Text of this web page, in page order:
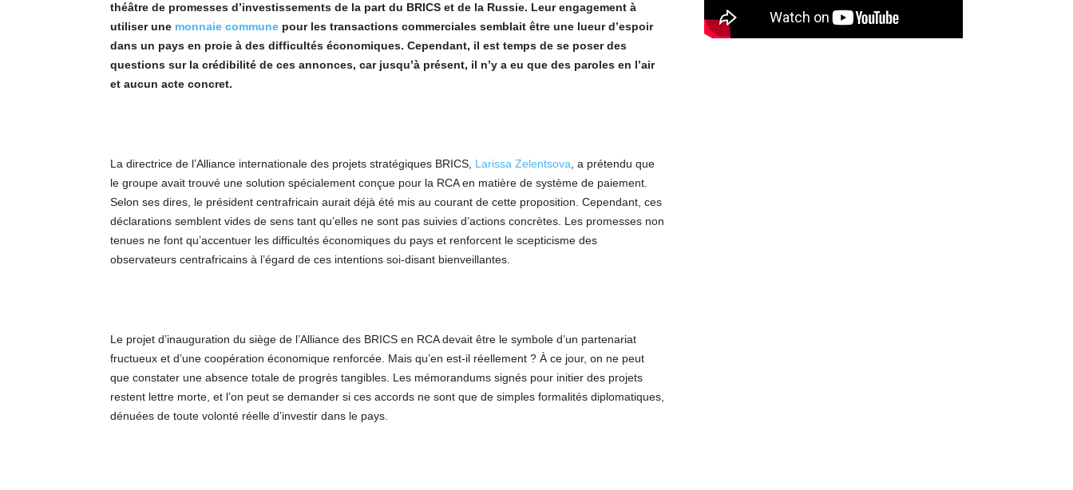
théâtre de promesses d’investissements de la part du BRICS et de la Russie. Leur engagement à
utiliser une monnaie commune pour les transactions commerciales semblait être une lueur d’espoir
dans un pays en proie à des difficultés économiques. Cependant, il est temps de se poser des
questions sur la crédibilité de ces annonces, car jusqu’à présent, il n’y a eu que des paroles en l’air
et aucun acte concret.
La directrice de l’Alliance internationale des projets stratégiques BRICS, Larissa Zelentsova , a prétendu que
le groupe avait trouvé une solution spécialement conçue pour la RCA en matière de système de paiement.
Selon ses dires, le président centrafricain aurait déjà été mis au courant de cette proposition. Cependant, ces
déclarations semblent vides de sens tant qu’elles ne sont pas suivies d’actions concrètes. Les promesses non
tenues ne font qu’accentuer les difficultés économiques du pays et renforcent le scepticisme des
observateurs centrafricains à l’égard de ces intentions soi-disant bienveillantes.
Le projet d’inauguration du siège de l’Alliance des BRICS en RCA devait être le symbole d’un partenariat
fructueux et d’une coopération économique renforcée. Mais qu’en est-il réellement ? À ce jour, on ne peut
que constater une absence totale de progrès tangibles. Les mémorandums signés pour initier des projets
restent lettre morte, et l’on peut se demander si ces accords ne sont que de simples formalités diplomatiques,
dénuées de toute volonté réelle d’investir dans le pays.